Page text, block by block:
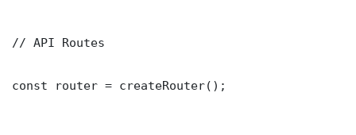
// API Routes
const router = createRouter();